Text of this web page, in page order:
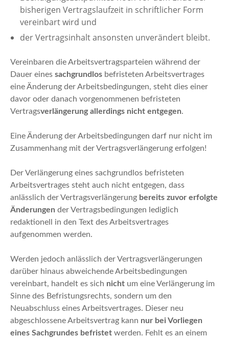
bisherigen Vertragslaufzeit in schriftlicher Form
vereinbart wird und
der Vertragsinhalt ansonsten unverändert bleibt.
Vereinbaren die Arbeitsvertragsparteien während der
Dauer eines sachgrundlos befristeten Arbeitsvertrages
eine Änderung der Arbeitsbedingungen, steht dies einer
davor oder danach vorgenommenen befristeten
Vertragsverlängerungallerdings nicht entgegen.
Eine Änderung der Arbeitsbedingungen darf nur nicht im
Zusammenhang mit der Vertragsverlängerung erfolgen!
Der Verlängerung eines sachgrundlos befristeten
Arbeitsvertrages steht auch nicht entgegen, dass
anlässlich der Vertragsverlängerung bereits zuvor erfolgte
Änderungen der Vertragsbedingungen lediglich
redaktionell in den Text des Arbeitsvertrages
aufgenommen werden.
Werden jedoch anlässlich der Vertragsverlängerungen
darüber hinaus abweichende Arbeitsbedingungen
vereinbart, handelt es sich nicht um eine Verlängerung im
Sinne des Befristungsrechts, sondern um den
Neuabschluss eines Arbeitsvertrages. Dieser neu
abgeschlossene Arbeitsvertrag kann nur bei Vorliegen
eines Sachgrundes befristet werden. Fehlt es an einem